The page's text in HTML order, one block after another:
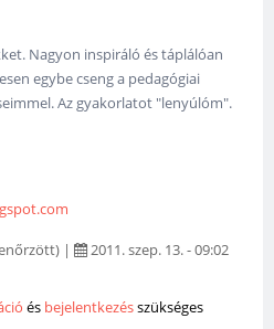
Nagyon inspiráló és táplálóan
egybe cseng a pedagógiai
Az gyakorlatot "lenyúlóm".
|
2011. szep. 13. - 09:02
és bejelentkezésszükséges